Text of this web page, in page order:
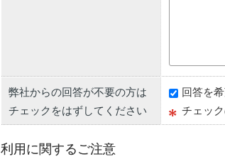
弊社からの回答が不要の方は
チェックをはずしてください
回答を
チェッ
利用に関するご注意